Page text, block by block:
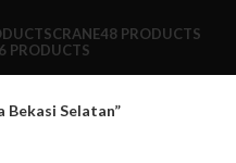
CRANE48 PRODUCTS
6 PRODUCTS
Selatan”